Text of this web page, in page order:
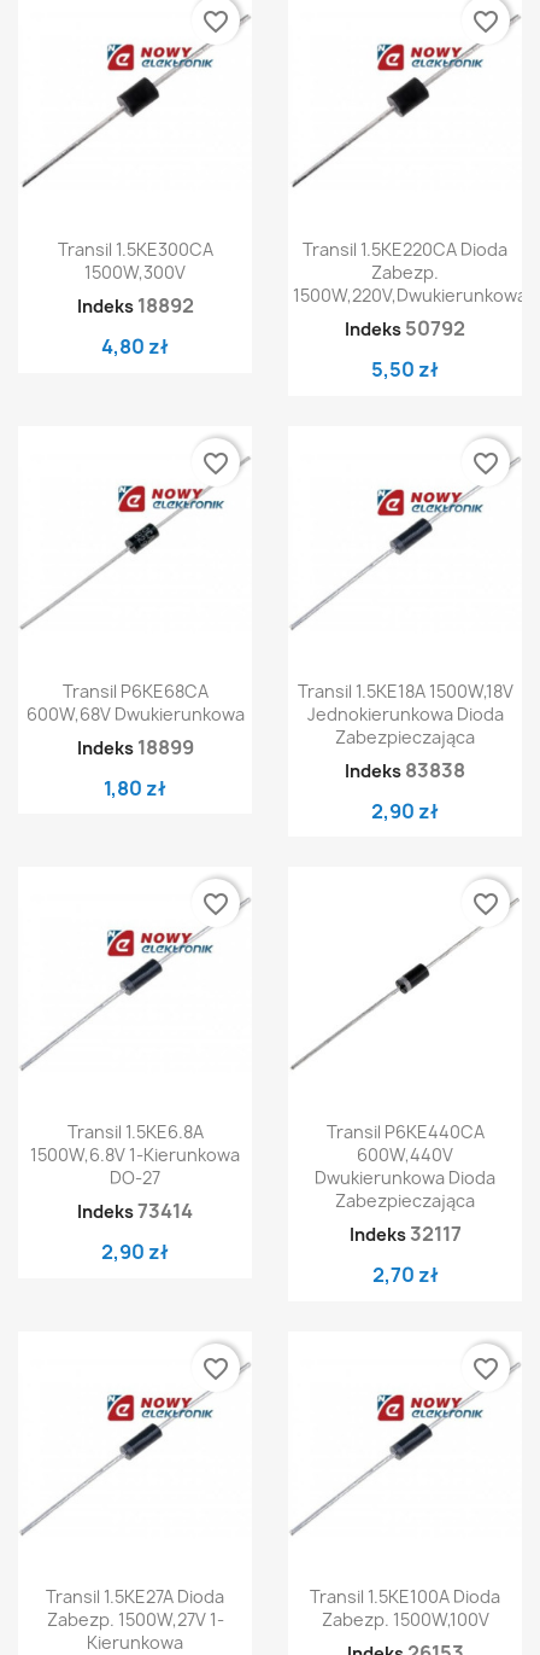
Transil 1.5KE300CA
1500W,300V
Indeks 18892
4,80 zł
favorite_border
Transil 1.5KE220CA Dioda
Zabezp.
1500W,220V,Dwukierunkowa
Indeks 50792
5,50 zł
favorite_border
Transil P6KE68CA
600W,68V Dwukierunkowa
Indeks 18899
1,80 zł
favorite_border
Transil 1.5KE18A 1500W,18V
Jednokierunkowa Dioda
Zabezpieczająca
Indeks 83838
2,90 zł
favorite_border
Transil 1.5KE6.8A
1500W,6.8V 1-Kierunkowa
DO-27
Indeks73414
2,90 zł
favorite_border
Transil P6KE440CA
600W,440V
Dwukierunkowa Dioda
Zabezpieczająca
Indeks 32117
2,70 zł
favorite_border
Transil 1.5KE27A Dioda
Zabezp. 1500W,27V 1-
Kierunkowa
favorite_border
Transil 1.5KE100A Dioda
Zabezp. 1500W,100V
favorite_border